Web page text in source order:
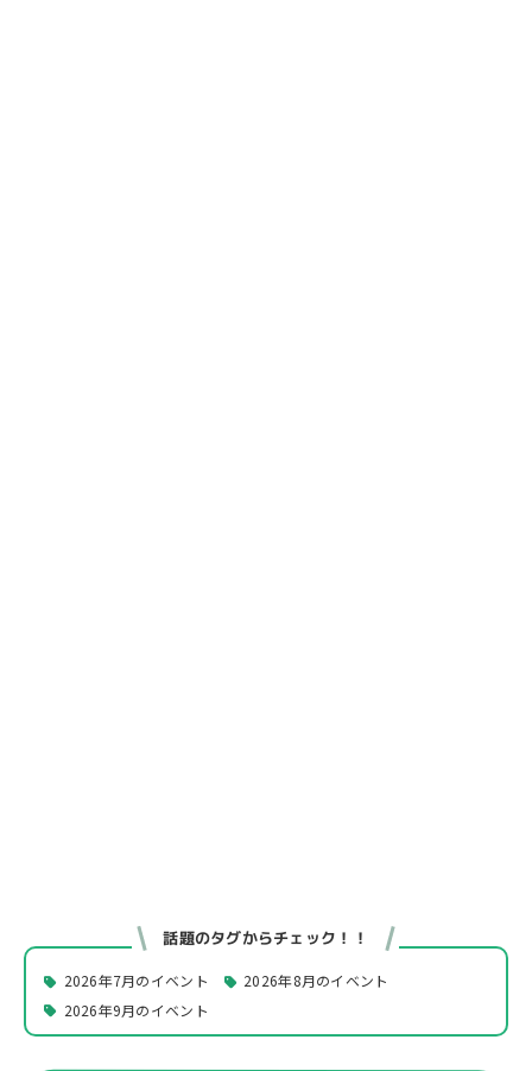
話題のタグからチェック！！
2026年7月のイベント
2026年8月のイベント
2026年9月のイベント